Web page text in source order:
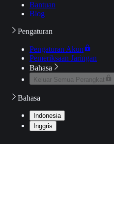
Bantuan
Blog
Pengaturan
Pengaturan Akun
Pemeriksaan Jaringan
Bahasa
Keluar Semua Perangkat
Bahasa
Indonesia
Inggris